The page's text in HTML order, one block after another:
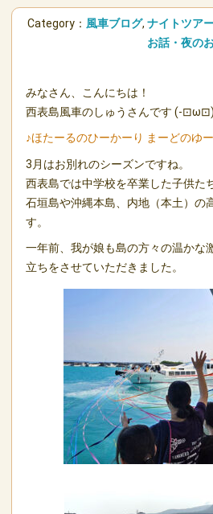
Category： 風車ブログ, ナイトツア
お話・夜の
みなさん、こんにちは！
西表島風車のしゅうさんです (-
♪ほたーるのひーかーり まーどのゆ
3月はお別れのシーズンですね。
西表島では中学校を卒業した子供た
石垣島や沖縄本島、内地（本土）の
す。
一年前、我が娘も島の方々の温かな
立ちをさせていただきました。